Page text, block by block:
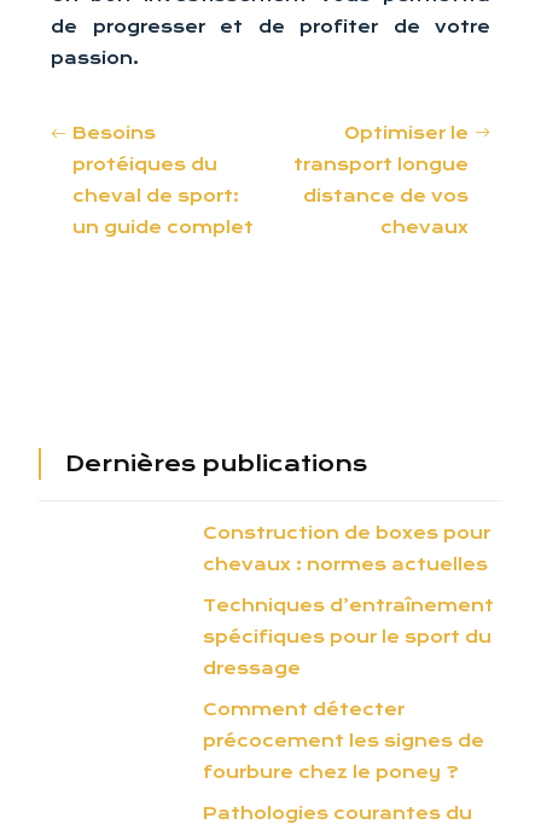
de progresser et de profiter de votre
passion.
Besoins
protéiques du
cheval de sport:
un guide complet
Optimiser le
transport longue
distance de vos
chevaux
Dernières publications
Construction de boxes pour
chevaux : normes actuelles
Techniques d’entraînement
spécifiques pour le sport du
dressage
Comment détecter
précocement les signes de
fourbure chez le poney ?
Pathologies courantes du